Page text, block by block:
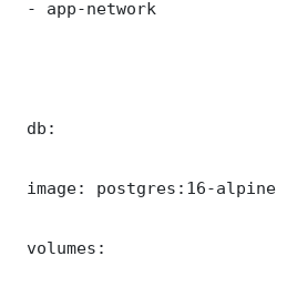
- app-network
db:
image: postgres:16-alpine
volumes: